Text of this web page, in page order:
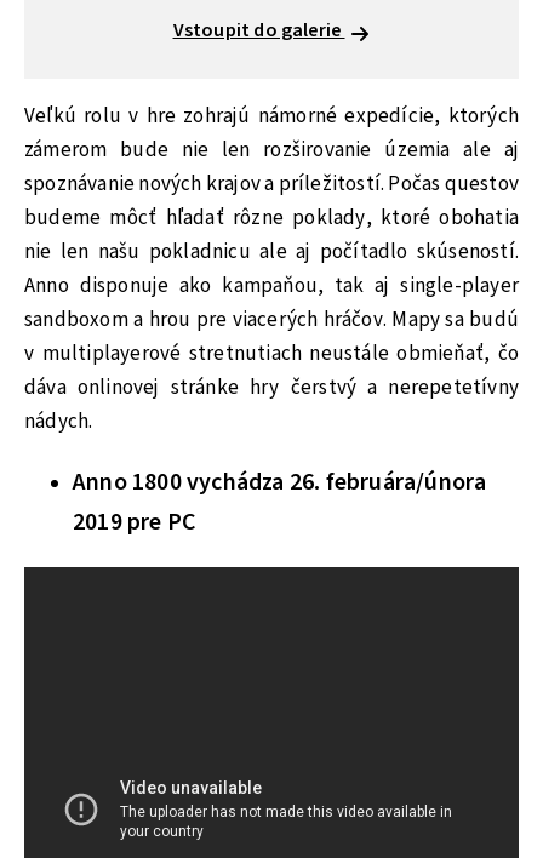
Vstoupit do galerie
Veľkú rolu v hre zohrajú námorné expedície, ktorých
zámerom bude nie len rozširovanie územia ale aj
spoznávanie nových krajov a príležitostí. Počas questov
budeme môcť hľadať rôzne poklady, ktoré obohatia
nie len našu pokladnicu ale aj počítadlo skúseností.
Anno disponuje ako kampaňou, tak aj single-player
sandboxom a hrou pre viacerých hráčov. Mapy sa budú
v multiplayerové stretnutiach neustále obmieňať, čo
dáva onlinovej stránke hry čerstvý a nerepetetívny
nádych.
Anno 1800 vychádza 26. februára/února
2019 pre PC